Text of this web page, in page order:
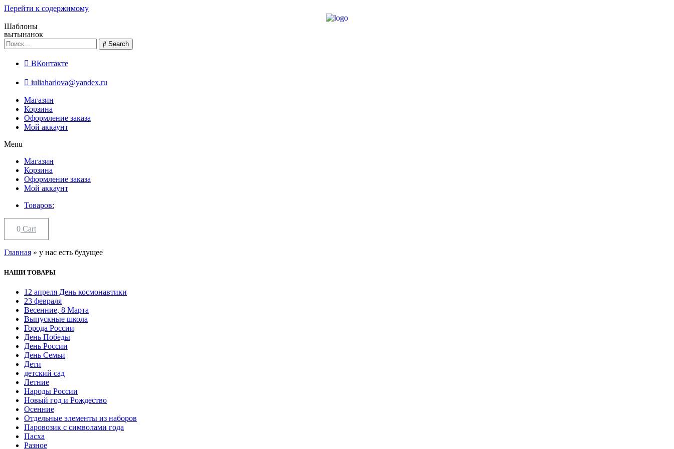
Перейти к содержимому
Шаблоны
вытынанок
Search
ВКонтакте
iuliaharlova@yandex.ru
Магазин
Корзина
Оформление заказа
Мой аккаунт
Menu
Магазин
Корзина
Оформление заказа
Мой аккаунт
Товаров:
0 Cart
Главная » у нас есть будущее
НАШИ ТОВАРЫ
12 апреля День космонавтики
23 февраля
Весенние, 8 Марта
Выпускные школа
Города России
День Победы
День России
День Семьи
Дети
детский сад
Летние
Народы России
Новый год и Рождество
Осенние
Отдельные элементы из наборов
Паровозик с символами года
Пасха
Разное